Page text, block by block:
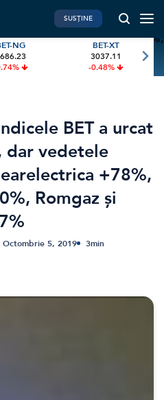
BET a urcat cu aproape 30%,
+78%, OMV
cu câte 47%
FINANTE PERSONALE
Pensie & taxe
Credite
Asigurari
Start-Up
SUSȚINE
NG
BET-XT
3037.11
-0.48%
BET a urcat
dar vedetele
+78%,
Romgaz și
Octombrie 5, 2019 3min